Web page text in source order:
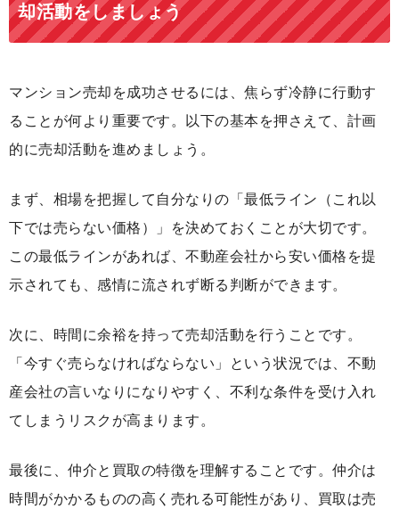
却活動をしましょう
マンション売却を成功させるには、焦らず冷静に行動す
ることが何より重要です。以下の基本を押さえて、計画
的に売却活動を進めましょう。
まず、相場を把握して自分なりの「最低ライン（これ以
下では売らない価格）」を決めておくことが大切です。
この最低ラインがあれば、不動産会社から安い価格を提
示されても、感情に流されず断る判断ができます。
次に、時間に余裕を持って売却活動を行うことです。
「今すぐ売らなければならない」という状況では、不動
産会社の言いなりになりやすく、不利な条件を受け入れ
てしまうリスクが高まります。
最後に、仲介と買取の特徴を理解することです。仲介は
時間がかかるものの高く売れる可能性があり、買取は売